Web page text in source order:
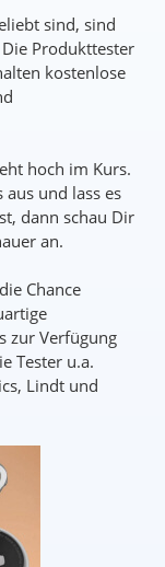
sind, sind
Produkttester
kostenlose
hoch im Kurs.
aus und lass es
dann schau Dir
an.
Chance
zur Verfügung
Tester u.a.
Lindt und